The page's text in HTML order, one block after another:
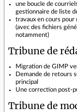
une boucle de
gestionnaire de liste
travaux en cours
(avec des fichiers
notamment)
Tribune de
Migration de GIMP
Demande de retours
principal
Une correction post-
Tribune de